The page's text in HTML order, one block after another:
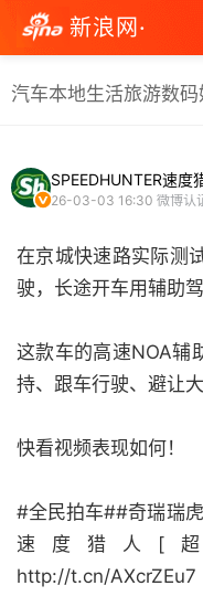
新浪网·
汽车本地生活旅游数码
SPEEDHUNTER速度
26-03-03 16:30 微博认
在京城快速路实际测
驶，长途开车用辅助
这款车的高速NOA辅
持、跟车行驶、避让
快看视频表现如何！
#全民拍车##奇瑞瑞
速度猎人[超话
http://t.cn/